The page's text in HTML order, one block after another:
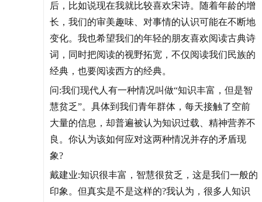
后，比如说现在我就比较喜欢宋诗。随着年龄的增
长，我们的审美趣味、对事情的认识可能在不断地
变化。我也希望我们的年轻的朋友喜欢阅读古典诗
词，同时把阅读的视野拓宽，不仅阅读我们民族的
经典，也要阅读西方的经典。
问:我们现代人有一种情况叫做“知识丰富，但是智
慧贫乏”。具体到我们青年群体，每天接触了空前
大量的信息，却普遍被认为知识过载、精神营养不
良。你认为该如何应对这两种情况并存的矛盾现
象?
戴建业:知识很丰富，智慧很贫乏，这是我们一般的
印象。但真实是不是这样的?我认为，很多人知识